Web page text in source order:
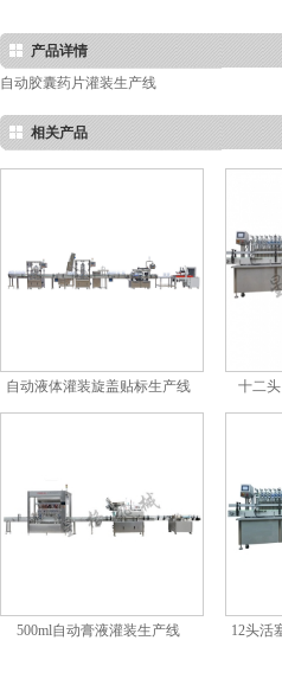
产品详情
自动胶囊药片灌装生产线
相关产品
自动液体灌装旋盖贴标生产线 十二
500ml自动膏液灌装生产线 12头活